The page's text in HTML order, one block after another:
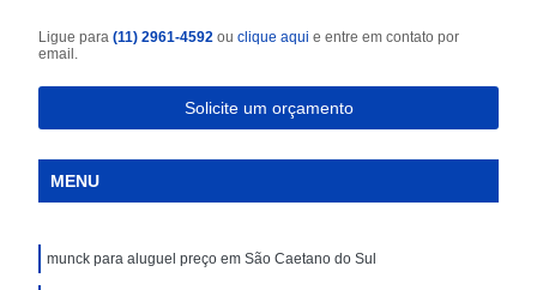
Ligue para(11) 2961-4592ouclique aqui e entre em contato por
email.
Solicite um orçamento
MENU
munck para aluguel preço em São Caetano do Sul